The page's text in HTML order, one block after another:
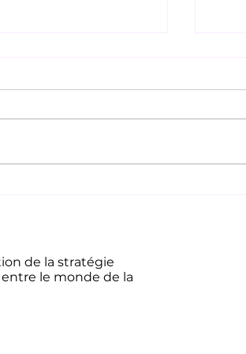
de la stratégie
le monde de la